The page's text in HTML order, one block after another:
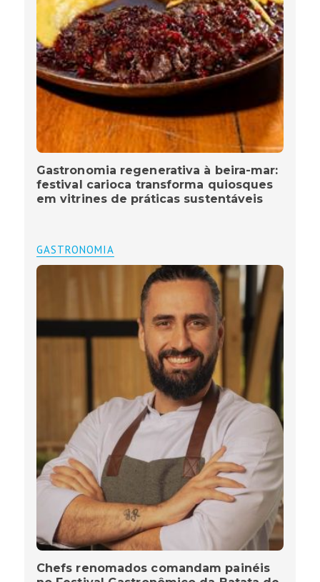
Gastronomia regenerativa à beira-mar:
festival carioca transforma quiosques
em vitrines de práticas sustentáveis
GASTRONOMIA
Chefs renomados comandam painéis